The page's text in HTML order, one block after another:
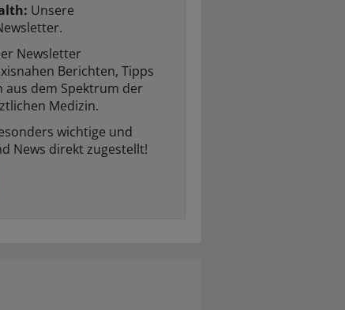
Unsere
Newsletter
Berichten, Tipps
aus dem Spektrum der
Medizin.
wichtige und
News direkt zugestellt!